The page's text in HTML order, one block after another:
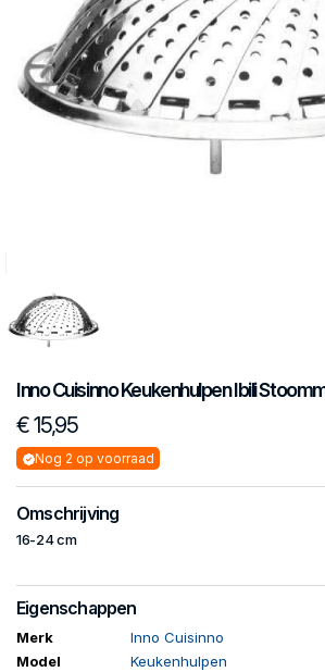
Inno CuisinnoKeukenhulpenIbili
€ 15,95
Nog 2 op voorraad
Omschrijving
16-24 cm
Eigenschappen
Merk
Inno Cuisinno
Model
Keukenhulpen